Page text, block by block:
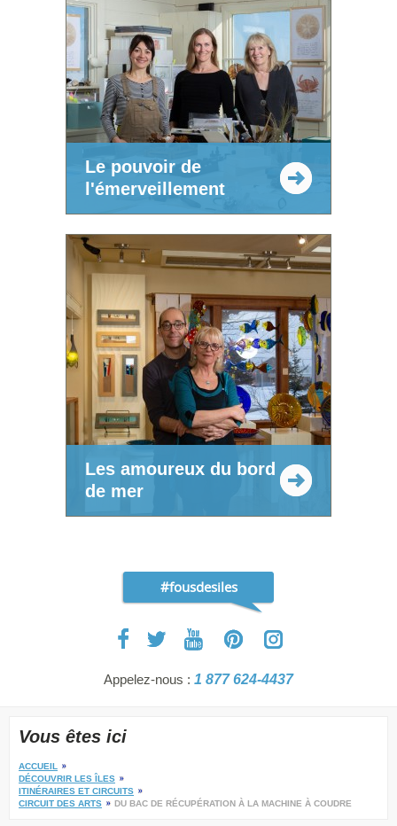
Le pouvoir de
l'émerveillement
Les amoureux du bord
de mer
#fousdesiles
Appelez-nous : 1 877 624-4437
Vous êtes ici
ACCUEIL
DÉCOUVRIR LES ÎLES
ITINÉRAIRES ET CIRCUITS
CIRCUIT DES ARTS
DU BAC DE RÉCUPÉRATION À LA MACHINE À COUDRE